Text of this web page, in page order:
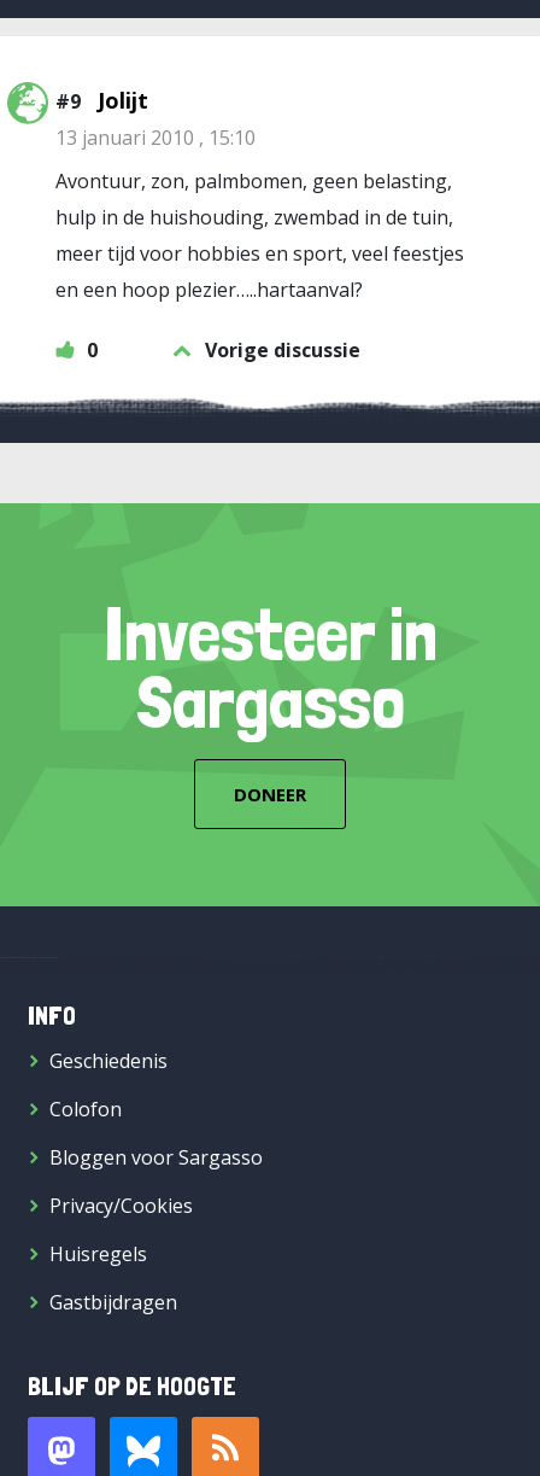
#9 Jolijt
13 januari 2010 , 15:10
Avontuur, zon, palmbomen, geen belasting,
hulp in de huishouding, zwembad in de tuin,
meer tijd voor hobbies en sport, veel feestjes
en een hoop plezier…..hartaanval?
0 Vorige discussie
Investeer in
Sargasso
DONEER
INFO
Geschiedenis
Colofon
Bloggen voor Sargasso
Privacy/Cookies
Huisregels
Gastbijdragen
BLIJF OP DE HOOGTE